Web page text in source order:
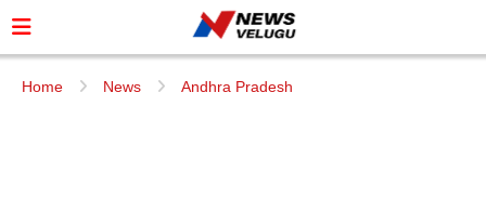
Home News Andhra Pradesh